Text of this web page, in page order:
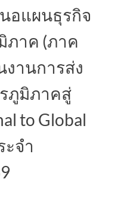
อแผนธุรกิจ
ภาค (ภาค
งานการส่ง
ภูมิภาคสู่
to Global
ะจำ